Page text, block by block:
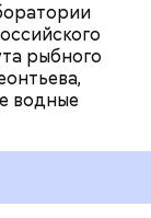
рыбного
водные
оценки
выгодны,